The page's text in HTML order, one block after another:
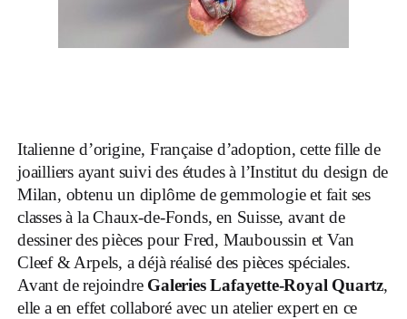
Italienne d’origine, Française d’adoption, cette fille de
joailliers ayant suivi des études à l’Institut du design de
Milan, obtenu un diplôme de gemmologie et fait ses
classes à la Chaux-de-Fonds, en Suisse, avant de
dessiner des pièces pour Fred, Mauboussin et Van
Cleef & Arpels, a déjà réalisé des pièces spéciales.
Avant de rejoindre Galeries Lafayette-Royal Quartz,
elle a en effet collaboré avec un atelier expert en ce